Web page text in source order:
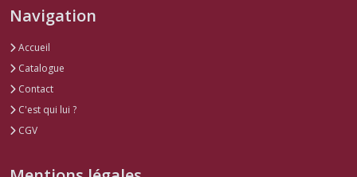
Navigation
Accueil
Catalogue
Contact
C'est qui lui ?
CGV